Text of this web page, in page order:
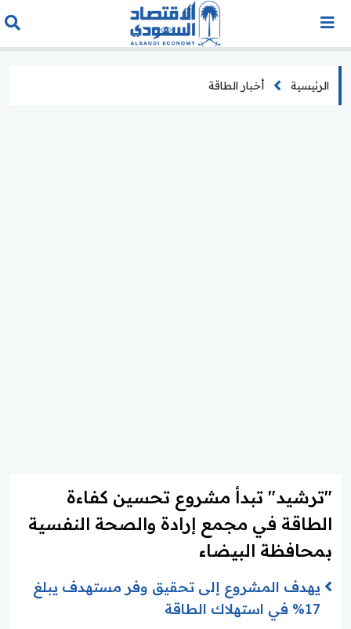
الرئيسية أخبار الطاقة
"ترشيد" تبدأ مشروع تحسين كفاءة
الطاقة في مجمع إرادة والصحة النفسية
بمحافظة البيضاء
يهدف المشروع إلى تحقيق وفر مستهدف يبلغ
17% في استهلاك الطاقة